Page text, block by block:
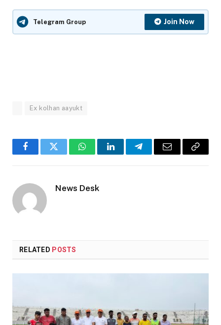
Telegram Group Join Now
Ex kolhan aayukt
FacebookTwitter WhatsAppLinkedInTelegramEmail
Copy
News Desk
RELATED POSTS